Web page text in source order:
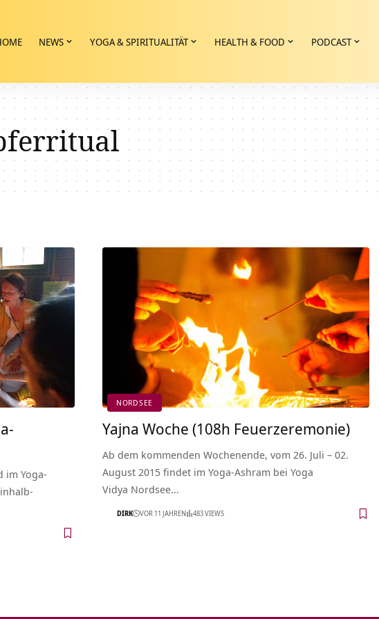
NEWS YOGA & SPIRITUALITÄT HEALTH & FOOD PODCAST
im Yoga-
NORDSEE
Yajna Woche (108h Feuerzeremonie)
Ab dem kommenden Wochenende, vom 26. Juli – 02.
August 2015 findet im Yoga-Ashram bei Yoga
Vidya Nordsee…
DIRK VOR 11 JAHREN 483 VIEWS